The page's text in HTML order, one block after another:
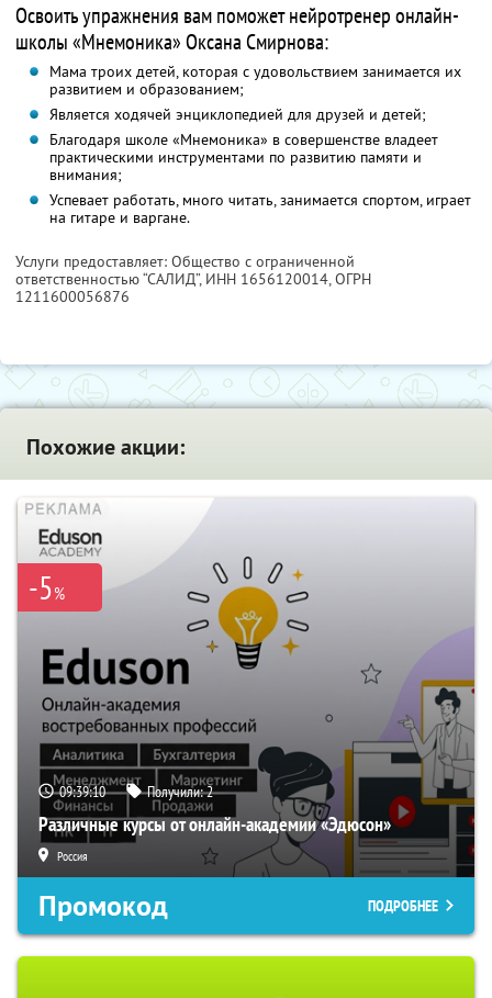
Освоить упражнения вам поможет нейротренер онлайн-
школы «Мнемоника» Оксана Смирнова:
Мама троих детей, которая с удовольствием занимается их
развитием и образованием;
Является ходячей энциклопедией для друзей и детей;
Благодаря школе «Мнемоника» в совершенстве владеет
практическими инструментами по развитию памяти и
внимания;
Успевает работать, много читать, занимается спортом, играет
на гитаре и варгане.
Услуги предоставляет: Общество с ограниченной
ответственностью “САЛИД”, ИНН 1656120014, ОГРН
1211600056876
Похожие акции:
-5%
09:39:09 Получили:2
Различные курсы от онлайн-академии «Эдюсон»
Россия
Промокод ПОДРОБНЕЕ